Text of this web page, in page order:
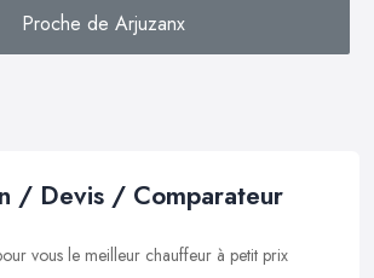
Proche de Arjuzanx
/ Devis / Comparateur
vous le meilleur chauffeur à petit prix